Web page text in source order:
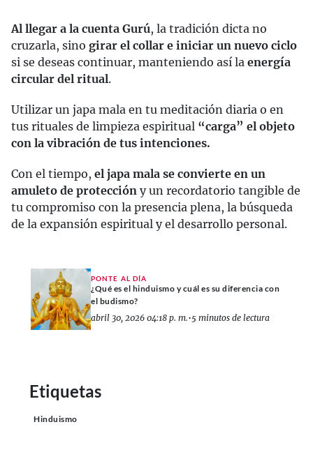
Al llegar a la cuenta Gurú, la tradición dicta no
cruzarla, sino girar el collar e iniciar un nuevo ciclo
si se deseas continuar, manteniendo así la energía
circular del ritual.
Utilizar un japa mala en tu meditación diaria o en
tus rituales de limpieza espiritual “carga” el objeto
con la vibración de tus intenciones.
Con el tiempo, el japa mala se convierte en un
amuleto de protección y un recordatorio tangible de
tu compromiso con la presencia plena, la búsqueda
de la expansión espiritual y el desarrollo personal.
PONTE AL DÍA
¿Qué es el hinduismo y cuál es su diferencia con
el budismo?
abril 30, 2026 04:18 p. m.•5 minutos de lectura
Etiquetas
Hinduismo